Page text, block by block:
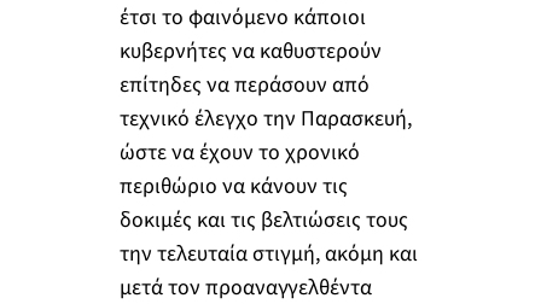
έτσι το φαινόμενο κάποιοι
κυβερνήτες να καθυστερούν
επίτηδες να περάσουν από
τεχνικό έλεγχο την Παρασκευή,
ώστε να έχουν το χρονικό
περιθώριο να κάνουν τις
δοκιμές και τις βελτιώσεις τους
την τελευταία στιγμή, ακόμη και
μετά τον προαναγγελθέντα